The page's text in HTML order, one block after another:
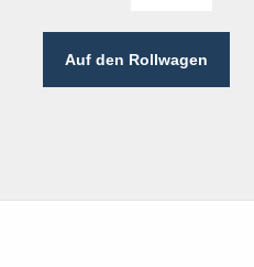
Auf den Rollwagen